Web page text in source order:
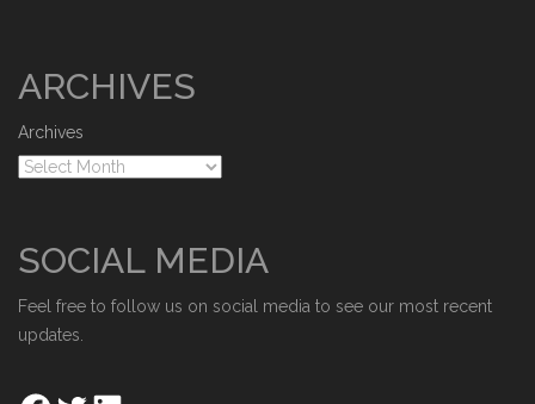
ARCHIVES
Archives
SOCIAL MEDIA
Feel free to follow us on social media to see our most recent
updates.